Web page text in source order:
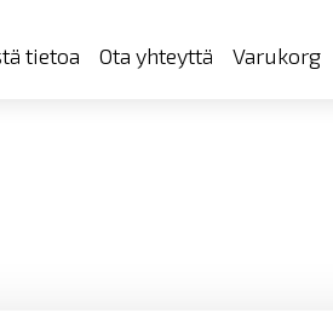
tietoa Ota yhteyttä Varukorg